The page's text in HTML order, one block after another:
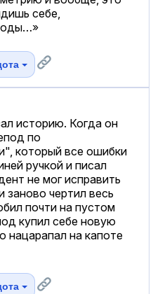
себе,
историю. Когда он
по
который все ошибки
ручкой и писал
не мог исправить
заново чертил весь
почти на пустом
купил себе новую
нацарапал на капоте